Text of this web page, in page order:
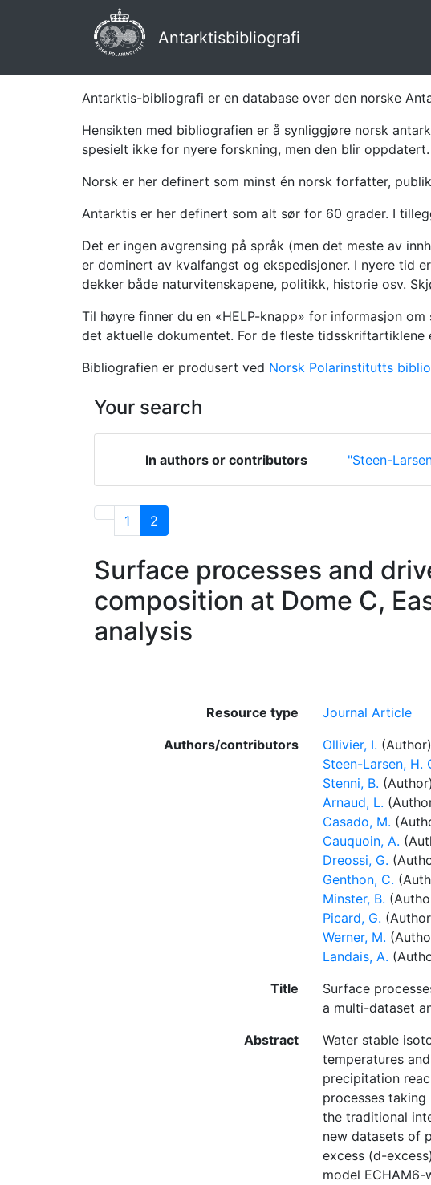
Antarktisbibliografi
Antarktis-bibliografi er en database over den norske
Hensikten med bibliografien er å synliggjøre norsk
spesielt ikke for nyere forskning, men den blir oppdatert.
Norsk er her definert som minst én norsk forfatter,
Antarktis er her definert som alt sør for 60 grader. I
Det er ingen avgrensing på språk (men det meste av
er dominert av kvalfangst og ekspedisjoner. I nyere tid
dekker både naturvitenskapene, politikk, historie osv.
Til høyre finner du en «HELP-knapp» for informasjon
det aktuelle dokumentet. For de fleste tidsskriftartiklene
Bibliografien er produsert ved Norsk Polarinstitutts
Your search
In authors or contributors "Steen-
1 2
Surface processes and
composition at Dome C,
analysis
Resource type
Journal Article
Authors/contributors
Ollivier, I. (Author)
Steen-Larsen, H.
Stenni, B. (Author)
Arnaud, L.
Casado, M.
Cauquoin, A.
Dreossi, G.
Genthon, C.
Minster, B.
Picard, G.
Werner, M.
Landais, A.
Title
Surface
a multi-dataset
Abstract
Water stable
temperatures
precipitation
processes
the traditional
new datasets of
excess (d-
model